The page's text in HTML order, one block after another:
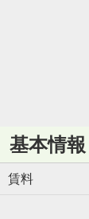
基本情報
賃料